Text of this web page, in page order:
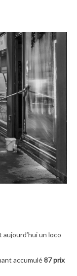
un loco
accumulé87 prix